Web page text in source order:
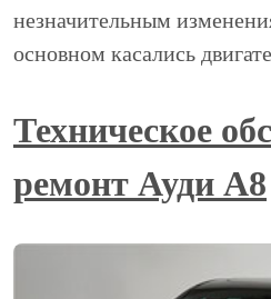
незначительным
основном касались
Техническое
ремонт Ауди А8